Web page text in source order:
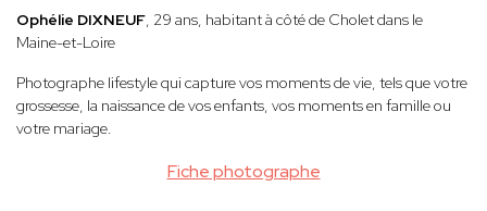
Fiche photographe
Ophélie DIXNEUF, 29 ans, habitant à côté de Cholet dans le
Maine-et-Loire
Photographe lifestyle qui capture vos moments de vie, tels que votre
grossesse, la naissance de vos enfants, vos moments en famille ou
votre mariage.